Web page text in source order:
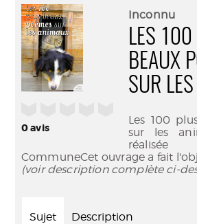
0avis
Inconnu
LES 100
BEAUX
SUR
Les 100
sur les
réalisée
CommuneCet ouvrage a fait
(voir description complète ci-
Sujet Description